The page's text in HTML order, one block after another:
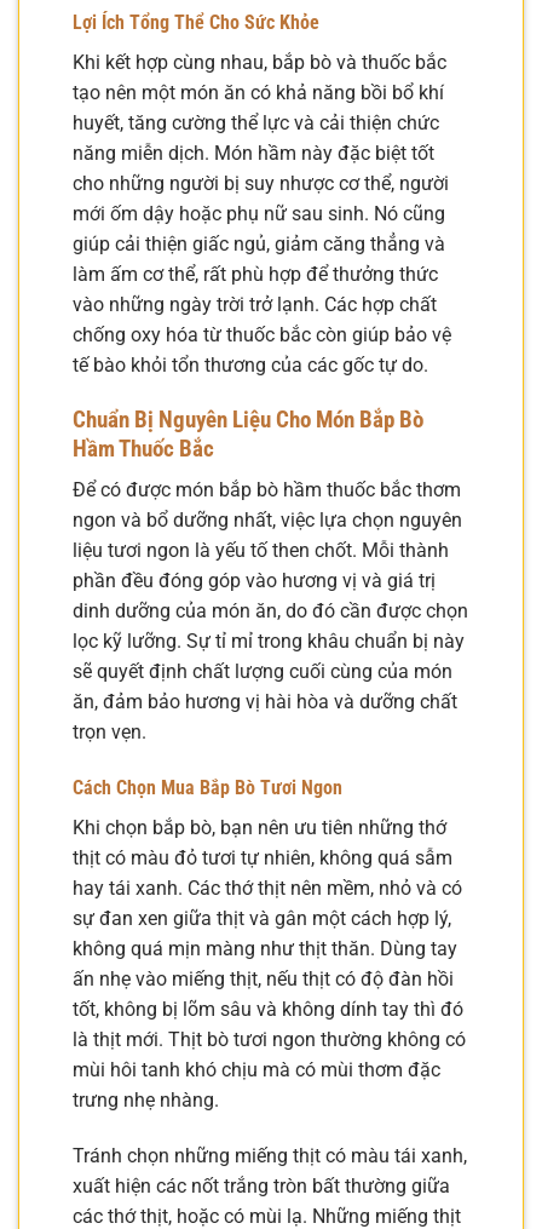
Lợi Ích Tổng Thể Cho Sức Khỏe
Khi kết hợp cùng nhau, bắp bò và thuốc bắc
tạo nên một món ăn có khả năng bồi bổ khí
huyết, tăng cường thể lực và cải thiện chức
năng miễn dịch. Món hầm này đặc biệt tốt
cho những người bị suy nhược cơ thể, người
mới ốm dậy hoặc phụ nữ sau sinh. Nó cũng
giúp cải thiện giấc ngủ, giảm căng thẳng và
làm ấm cơ thể, rất phù hợp để thưởng thức
vào những ngày trời trở lạnh. Các hợp chất
chống oxy hóa từ thuốc bắc còn giúp bảo vệ
tế bào khỏi tổn thương của các gốc tự do.
Chuẩn Bị Nguyên Liệu Cho Món Bắp Bò
Hầm Thuốc Bắc
Để có được món bắp bò hầm thuốc bắc thơm
ngon và bổ dưỡng nhất, việc lựa chọn nguyên
liệu tươi ngon là yếu tố then chốt. Mỗi thành
phần đều đóng góp vào hương vị và giá trị
dinh dưỡng của món ăn, do đó cần được chọn
lọc kỹ lưỡng. Sự tỉ mỉ trong khâu chuẩn bị này
sẽ quyết định chất lượng cuối cùng của món
ăn, đảm bảo hương vị hài hòa và dưỡng chất
trọn vẹn.
Cách Chọn Mua Bắp Bò Tươi Ngon
Khi chọn bắp bò, bạn nên ưu tiên những thớ
thịt có màu đỏ tươi tự nhiên, không quá sẫm
hay tái xanh. Các thớ thịt nên mềm, nhỏ và có
sự đan xen giữa thịt và gân một cách hợp lý,
không quá mịn màng như thịt thăn. Dùng tay
ấn nhẹ vào miếng thịt, nếu thịt có độ đàn hồi
tốt, không bị lõm sâu và không dính tay thì đó
là thịt mới. Thịt bò tươi ngon thường không có
mùi hôi tanh khó chịu mà có mùi thơm đặc
trưng nhẹ nhàng.
Tránh chọn những miếng thịt có màu tái xanh,
xuất hiện các nốt trắng tròn bất thường giữa
các thớ thịt, hoặc có mùi lạ. Những miếng thịt